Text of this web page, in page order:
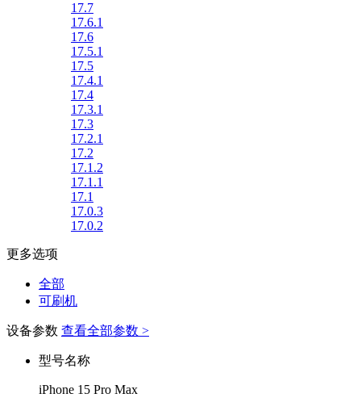
17.7
17.6.1
17.6
17.5.1
17.5
17.4.1
17.4
17.3.1
17.3
17.2.1
17.2
17.1.2
17.1.1
17.1
17.0.3
17.0.2
更多选项
全部
可刷机
设备参数 查看全部参数 >
型号名称
iPhone 15 Pro Max